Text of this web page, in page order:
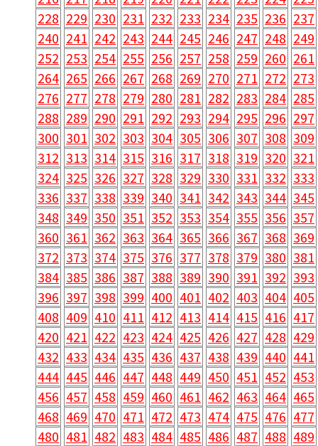
228 229 230 231 232 233 234 235 236 237
240 241 242 243 244 245 246 247 248 249
252 253 254 255 256 257 258 259 260 261
264 265 266 267 268 269 270 271 272 273
276 277 278 279 280 281 282 283 284 285
288 289 290 291 292 293 294 295 296 297
300 301 302 303 304 305 306 307 308 309
312 313 314 315 316 317 318 319 320 321
324 325 326 327 328 329 330 331 332 333
336 337 338 339 340 341 342 343 344 345
348 349 350 351 352 353 354 355 356 357
360 361 362 363 364 365 366 367 368 369
372 373 374 375 376 377 378 379 380 381
384 385 386 387 388 389 390 391 392 393
396 397 398 399 400 401 402 403 404 405
408 409 410 411 412 413 414 415 416 417
420 421 422 423 424 425 426 427 428 429
432 433 434 435 436 437 438 439 440 441
444 445 446 447 448 449 450 451 452 453
456 457 458 459 460 461 462 463 464 465
468 469 470 471 472 473 474 475 476 477
480 481 482 483 484 485 486 487 488 489